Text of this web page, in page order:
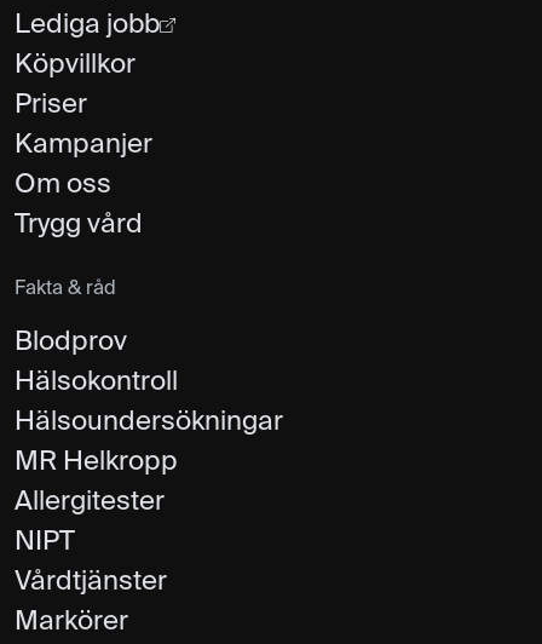
Lediga jobb
Köpvillkor
Priser
Kampanjer
Om oss
Trygg vård
Fakta & råd
Blodprov
Hälsokontroll
Hälsoundersökningar
MR Helkropp
Allergitester
NIPT
Vårdtjänster
Markörer